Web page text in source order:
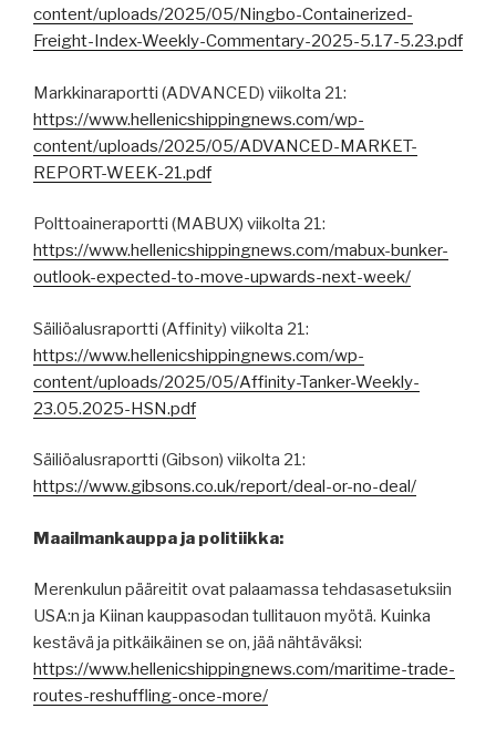
content/uploads/2025/05/Ningbo-Containerized-
Freight-Index-Weekly-Commentary-2025-5.17-5.23.pdf
Markkinaraportti (ADVANCED) viikolta 21:
https://www.hellenicshippingnews.com/wp-
content/uploads/2025/05/ADVANCED-MARKET-
REPORT-WEEK-21.pdf
Polttoaineraportti (MABUX) viikolta 21:
https://www.hellenicshippingnews.com/mabux-bunker-
outlook-expected-to-move-upwards-next-week/
Säiliöalusraportti (Affinity) viikolta 21:
https://www.hellenicshippingnews.com/wp-
content/uploads/2025/05/Affinity-Tanker-Weekly-
23.05.2025-HSN.pdf
Säiliöalusraportti (Gibson) viikolta 21:
https://www.gibsons.co.uk/report/deal-or-no-deal/
Maailmankauppa ja politiikka:
Merenkulun pääreitit ovat palaamassa tehdasasetuksiin
USA:n ja Kiinan kauppasodan tullitauon myötä. Kuinka
kestävä ja pitkäikäinen se on, jää nähtäväksi:
https://www.hellenicshippingnews.com/maritime-trade-
routes-reshuffling-once-more/